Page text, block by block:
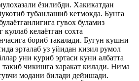
ёзилибди. Хакикатдан
тубанлашиб кетмокда. Бунга
гувох буламиз
келаётган сохта
бориб такалади. Бугун кушни
эрталаб уз уйидан кизил румол
уни куриб эртаси куни албатта
чикишга харакат килади. Нима
модани билади дейишади.